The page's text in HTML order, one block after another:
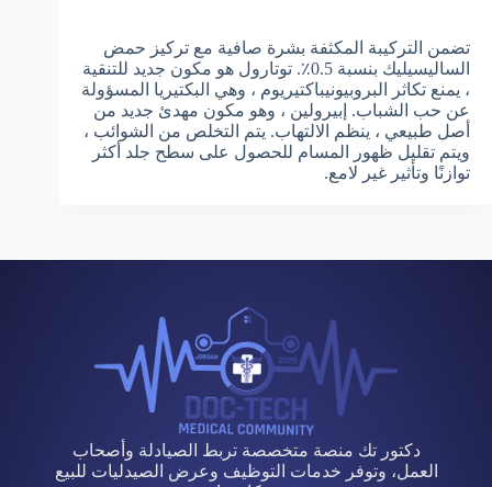
تضمن التركيبة المكثفة بشرة صافية مع تركيز حمض
الساليسيليك بنسبة 0.5٪. توتارول هو مكون جديد للتنقية
، يمنع تكاثر البروبيونيباكتيريوم ، وهي البكتيريا المسؤولة
عن حب الشباب. إبيرولين ، وهو مكون مهدئ جديد من
أصل طبيعي ، ينظم الالتهاب. يتم التخلص من الشوائب ،
ويتم تقليل ظهور المسام للحصول على سطح جلد أكثر
توازنًا وتأثير غير لامع.
دكتور تك منصة متخصصة تربط الصيادلة وأصحاب
العمل، وتوفر خدمات التوظيف وعرض الصيدليات للبيع